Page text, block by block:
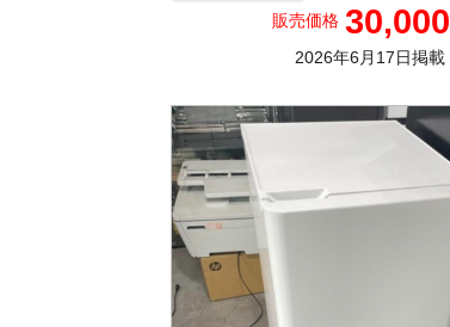
販売価格 30,000
2026年6月17日掲載